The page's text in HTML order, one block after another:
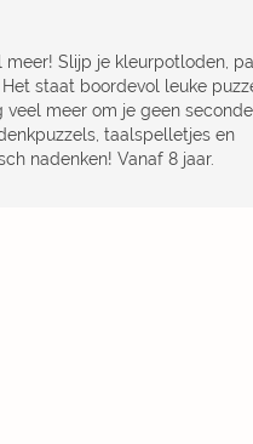
Slijp je kleurpotloden,
staat boordevol leuke
veel meer om je geen
taalspelletjes en
nadenken! Vanaf 8 jaar.